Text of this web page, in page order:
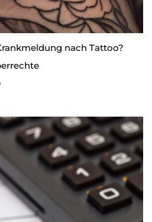
nach Tattoo?